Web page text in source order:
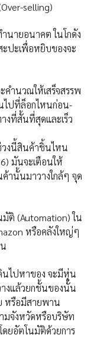
selling)
นายอนาคต ในโกดัง
ปะเพื่อหยิบของจะ
คำนวณให้เสร็จสรรพ
ไปที่ล็อกไหนก่อน-
งที่สั้นที่สุดและเร็ว
วงนี้สินค้าชิ้นไหน
มันจะเตือนให้
ค้านั้นมาวางใกล้ๆ จุด
ติ (Automation) ใน
หรือคลังใหญ่ๆ
นไปหาของ จะมีหุ่น
งแล้วยกชั้นของนั้น
หรือมีสายพาน
มจังหวัดหรือบริษัท
ดยอัตโนมัติด้วยการ